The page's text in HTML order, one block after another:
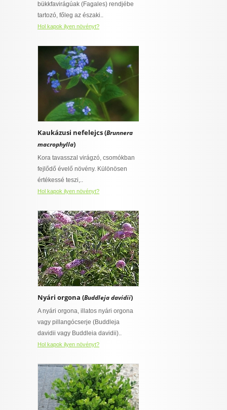
bükkfavirágúak (Fagales) rendjébe
tartozó, főleg az északi..
Hol kapok ilyen növényt?
Kaukázusi nefelejcs (Brunnera
macrophylla)
Kora tavasszal virágzó, csomókban
fejlődő évelő növény. Különösen
értékessé teszi,..
Hol kapok ilyen növényt?
Nyári orgona (Buddleja davidii)
A nyári orgona, illatos nyári orgona
vagy pillangócserje (Buddleja
davidii vagy Buddleia davidii)..
Hol kapok ilyen növényt?